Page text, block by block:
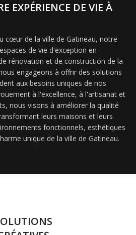
EXPÉRIENCE DE VIE À
cœur de la ville de Gatineau, notre
de vie d'exception en
rénovation et de construction de la
engageons à offrir des solutions
aux besoins uniques de nos
à l'excellence, à l'artisanat et
nous visons à améliorer la qualité
leurs maisons et leurs
fonctionnels, esthétiques
unique de la ville de Gatineau.